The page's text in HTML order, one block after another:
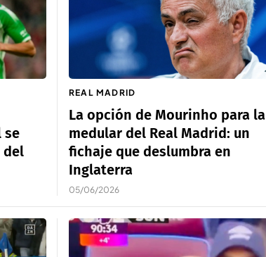
se
del
REAL MADRID
La opción de Mourinho para la
medular del Real Madrid: un
fichaje que deslumbra en
Inglaterra
05/06/2026